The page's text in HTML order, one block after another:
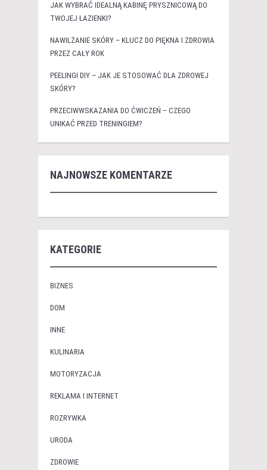
JAK WYBRAĆ IDEALNĄ KABINĘ PRYSZNICOWĄ DO
TWOJEJ ŁAZIENKI?
NAWILŻANIE SKÓRY – KLUCZ DO PIĘKNA I ZDROWIA
PRZEZ CAŁY ROK
PEELINGI DIY – JAK JE STOSOWAĆ DLA ZDROWEJ
SKÓRY?
PRZECIWWSKAZANIA DO ĆWICZEŃ – CZEGO
UNIKAĆ PRZED TRENINGIEM?
NAJNOWSZE KOMENTARZE
KATEGORIE
BIZNES
DOM
INNE
KULINARIA
MOTORYZACJA
REKLAMA I INTERNET
ROZRYWKA
URODA
ZDROWIE